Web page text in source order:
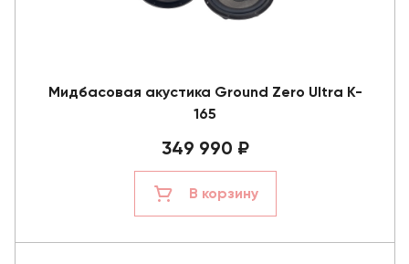
Мидбасовая акустика Ground Zero Ultra K-
165
349 990 ₽
В корзину